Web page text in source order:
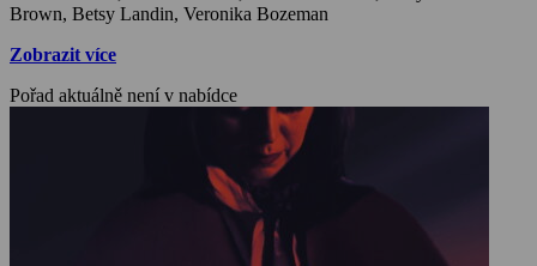
Brown, Betsy Landin, Veronika Bozeman
Zobrazit více
Pořad aktuálně není v nabídce